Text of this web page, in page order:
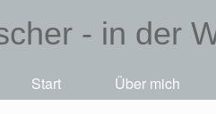
- in der
Start Über mich